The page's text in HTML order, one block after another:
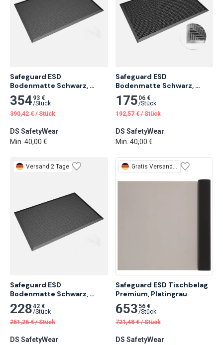
Safeguard ESD
Bodenmatte Schwarz,
Flache Noppen
354 93 €
/Stück
390,42 € /Stück
DS SafetyWear
Min. 40,00 €
Safeguard ESD
Bodenmatte Schwarz,
Noppen Halbkugel
175 06 €
/Stück
192,57 € /Stück
DS SafetyWear
Min. 40,00 €
Versand 2 Tage
Safeguard ESD
Bodenmatte Schwarz,
Flache Noppen
22842 €
/Stück
251,26 € /Stück
DS SafetyWear
Gratis Versand 2 Tage
Safeguard ESD Tischbelag
Premium, Platingrau
653 56 €
/Stück
721,48 € /Stück
DS SafetyWear